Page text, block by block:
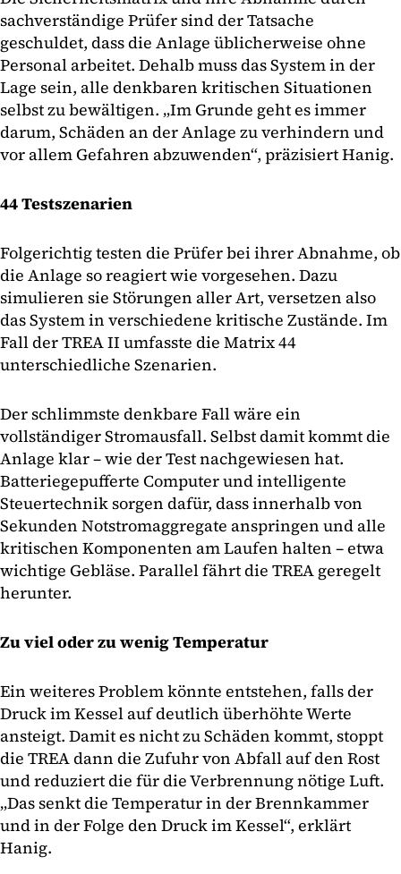
sachverständige Prüfer sind der Tatsache
geschuldet, dass die Anlage üblicherweise ohne
Personal arbeitet. Dehalb muss das System in der
Lage sein, alle denkbaren kritischen Situationen
selbst zu bewältigen. „Im Grunde geht es immer
darum, Schäden an der Anlage zu verhindern und
vor allem Gefahren abzuwenden“, präzisiert Hanig.
44 Testszenarien
Folgerichtig testen die Prüfer bei ihrer Abnahme, ob
die Anlage so reagiert wie vorgesehen. Dazu
simulieren sie Störungen aller Art, versetzen also
das System in verschiedene kritische Zustände. Im
Fall der TREA II umfasste die Matrix 44
unterschiedliche Szenarien.
Der schlimmste denkbare Fall wäre ein
vollständiger Stromausfall. Selbst damit kommt die
Anlage klar – wie der Test nachgewiesen hat.
Batteriegepufferte Computer und intelligente
Steuertechnik sorgen dafür, dass innerhalb von
Sekunden Notstromaggregate anspringen und alle
kritischen Komponenten am Laufen halten – etwa
wichtige Gebläse. Parallel fährt die TREA geregelt
herunter.
Zu viel oder zu wenig Temperatur
Ein weiteres Problem könnte entstehen, falls der
Druck im Kessel auf deutlich überhöhte Werte
ansteigt. Damit es nicht zu Schäden kommt, stoppt
die TREA dann die Zufuhr von Abfall auf den Rost
und reduziert die für die Verbrennung nötige Luft.
„Das senkt die Temperatur in der Brennkammer
und in der Folge den Druck im Kessel“, erklärt
Hanig.